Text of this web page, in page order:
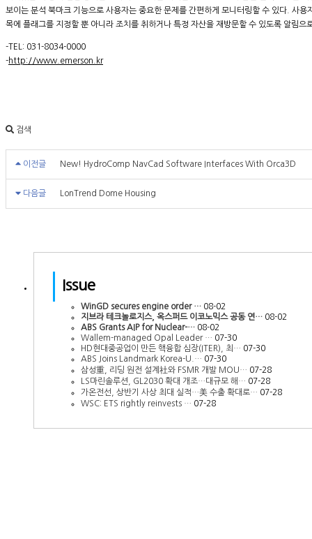
보이는 분석 북마크 기능으로 사용자는 중요한 문제를 간편하게 모니터링할 수 있다. 사
목에 플래그를 지정할 뿐 아니라 조치를 취하거나 특정 자산을 재방문할 수 있도록 알림으
-TEL: 031-8034-0000
-http://www.emerson.kr
검색
이전글 New! HydroComp NavCad Software Interfaces With Orca3D
다음글 LonTrend Dome Housing
Issue
WinGD secures engine order … 08-02
지브라 테크놀로지스, 옥스퍼드 이코노믹스 공동 연… 08-02
ABS Grants AIP for Nuclear-… 08-02
Wallem-managed Opal Leader … 07-30
HD현대중공업이 만든 핵융합 심장(ITER), 최… 07-30
ABS Joins Landmark Korea-U.… 07-30
삼성重, 리딩 원전 설계社와 FSMR 개발 MOU… 07-28
LS마린솔루션, GL2030 확대 개조…대규모 해… 07-28
가온전선, 상반기 사상 최대 실적…美 수출 확대로… 07-28
WSC: ETS rightly reinvests … 07-28